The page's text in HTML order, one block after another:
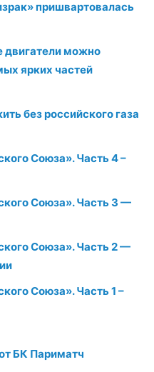
пришвартовалась
двигатели можно
ярких частей
без российского газа
Союза». Часть 4 –
Союза». Часть 3 —
Союза». Часть 2 —
Союза». Часть 1 –
БК Париматч